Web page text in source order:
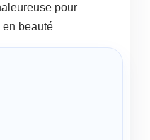
pour
en beauté